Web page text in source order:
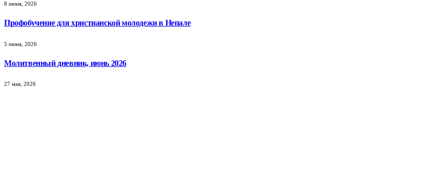
8 июня, 2026
Профобучение для христианской молодежи в Непале
5 июня, 2026
Молитвенный дневник, июнь 2026
27 мая, 2026